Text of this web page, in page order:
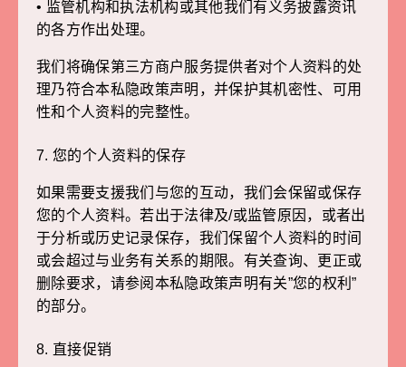
• 监管机构和执法机构或其他我们有义务披露资讯
的各方作出处理。
我们将确保第三方商户服务提供者对个人资料的处
理乃符合本私隐政策声明，并保护其机密性、可用
性和个人资料的完整性。
7. 您的个人资料的保存
如果需要支援我们与您的互动，我们会保留或保存
您的个人资料。若出于法律及/或监管原因，或者出
于分析或历史记录保存，我们保留个人资料的时间
或会超过与业务有关系的期限。有关查询、更正或
删除要求，请参阅本私隐政策声明有关”您的权利”
的部分。
8. 直接促销